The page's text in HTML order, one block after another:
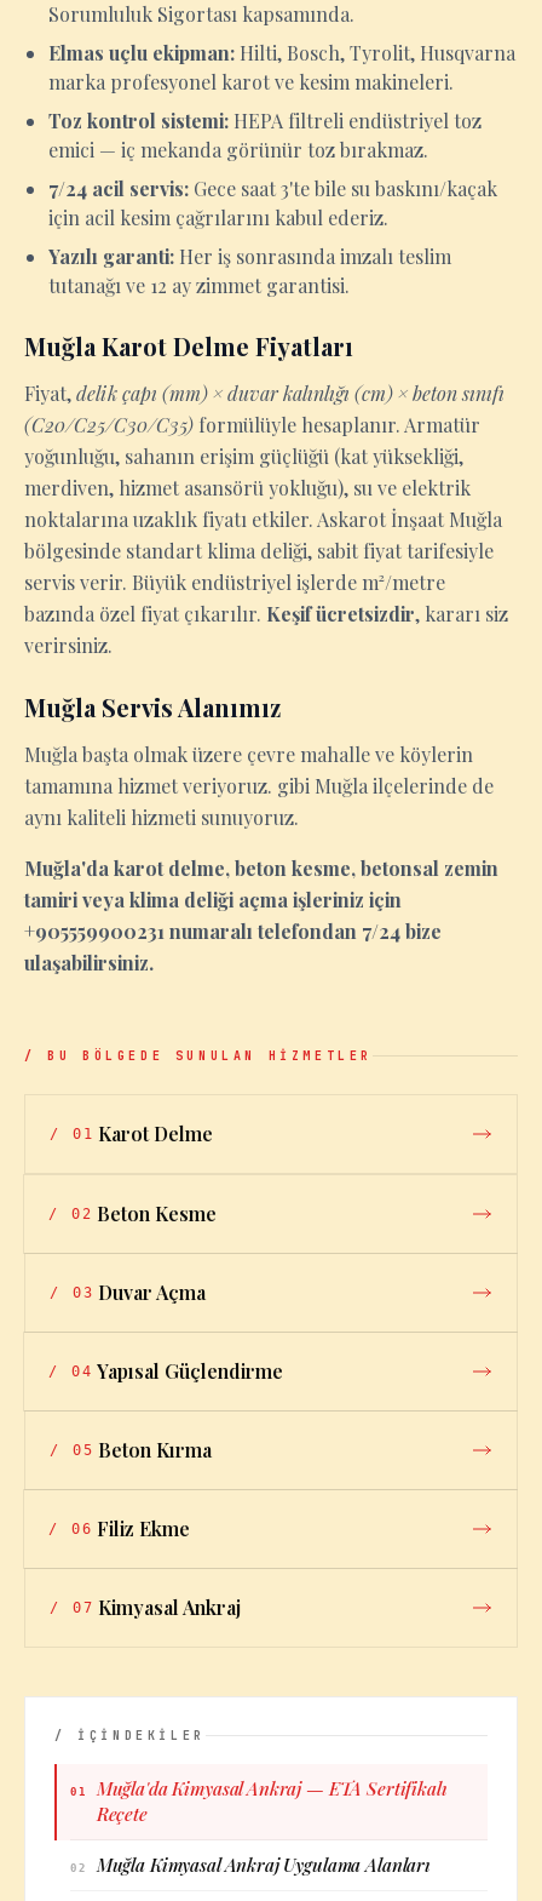
Sorumluluk Sigortası kapsamında.
Elmas uçlu ekipman: Hilti, Bosch, Tyrolit, Husqvarna
marka profesyonel karot ve kesim makineleri.
Toz kontrol sistemi: HEPA filtreli endüstriyel toz
emici — iç mekanda görünür toz bırakmaz.
7/24 acil servis: Gece saat 3'te bile su baskını/kaçak
için acil kesim çağrılarını kabul ederiz.
Yazılı garanti: Her iş sonrasında imzalı teslim
tutanağı ve 12 ay zimmet garantisi.
Muğla Karot Delme Fiyatları
Fiyat,delik çapı (mm) × duvar kalınlığı (cm) × beton sınıfı
(C20/C25/C30/C35) formülüyle hesaplanır. Armatür
yoğunluğu, sahanın erişim güçlüğü (kat yüksekliği,
merdiven, hizmet asansörü yokluğu), su ve elektrik
noktalarına uzaklık fiyatı etkiler. Askarot İnşaat Muğla
bölgesinde standart klima deliği, sabit fiyat tarifesiyle
servis verir. Büyük endüstriyel işlerde m²/metre
bazında özel fiyat çıkarılır. Keşif ücretsizdir, kararı siz
verirsiniz.
Muğla Servis Alanımız
Muğla başta olmak üzere çevre mahalle ve köylerin
tamamına hizmet veriyoruz. gibi Muğla ilçelerinde de
aynı kaliteli hizmeti sunuyoruz.
Muğla'da karot delme, beton kesme, betonsal zemin
tamiri veya klima deliği açma işleriniz için
+905559900231 numaralı telefondan 7/24 bize
ulaşabilirsiniz.
/ BU BÖLGEDE SUNULAN HİZMETLER
/ 01 Karot Delme
/ 02 Beton Kesme
/ 03 Duvar Açma
/ 04 Yapısal Güçlendirme
/ 05 Beton Kırma
/ 06 Filiz Ekme
/ 07 Kimyasal Ankraj
/ İÇİNDEKİLER
01
Muğla'da Kimyasal Ankraj — ETA Sertifikalı
Reçete
02 Muğla Kimyasal Ankraj Uygulama Alanları